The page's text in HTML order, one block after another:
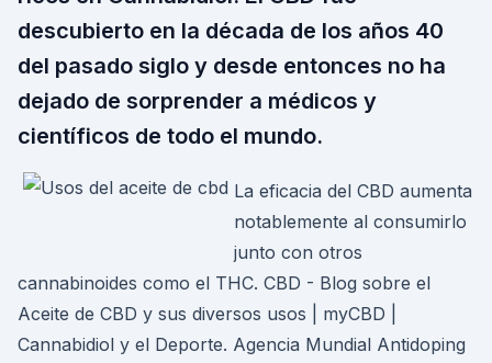
descubierto en la década de los años 40
del pasado siglo y desde entonces no ha
dejado de sorprender a médicos y
científicos de todo el mundo.
La eficacia del CBD aumenta
notablemente al consumirlo
junto con otros
cannabinoides como el THC. CBD - Blog sobre el
Aceite de CBD y sus diversos usos | myCBD |
Cannabidiol y el Deporte. Agencia Mundial Antidoping